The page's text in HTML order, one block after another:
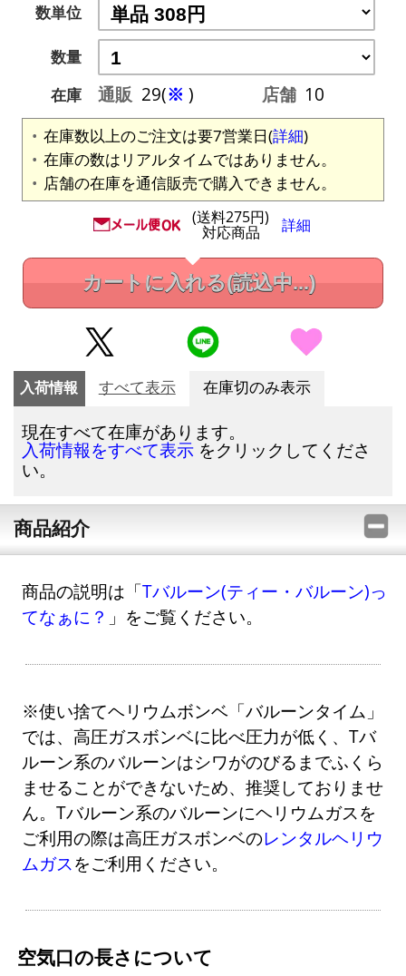
数単位
数量
在庫
通販 29(※ ) 店舗 10
在庫数以上のご注文は要7営業日(詳細)
在庫の数はリアルタイムではありません。
店舗の在庫を通信販売で購入できません。
(送料275円)
対応商品 詳細
カートに入れる(読込中...)
入荷情報 すべて表示 在庫切のみ表示
現在すべて在庫があります。
入荷情報をすべて表示 をクリックしてくださ
い。
商品紹介
商品の説明は「Tバルーン(ティー・バルーン)っ
てなぁに？ 」をご覧ください。
※使い捨てヘリウムボンベ「バルーンタイム」
では、高圧ガスボンベに比べ圧力が低く、Tバ
ルーン系のバルーンはシワがのびるまでふくら
ませることができないため、推奨しておりませ
ん。Tバルーン系のバルーンにヘリウムガスを
ご利用の際は高圧ガスボンベのレンタルヘリウ
ムガス をご利用ください。
空気口の長さについて